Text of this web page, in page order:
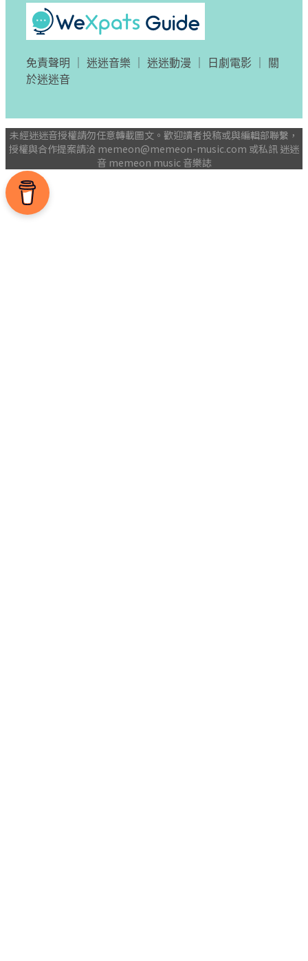
免責聲明 迷迷音樂 迷迷動漫 日劇電影
關
於迷迷音
未經迷迷音授權請勿任意轉載圖文。歡迎讀者投稿或與編輯部聯繫，
授權與合作提案請洽 memeon@memeon-music.com 或私訊 迷迷
音 memeon music 音樂誌